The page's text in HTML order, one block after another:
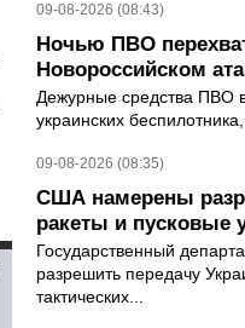
09-08-2026 (08:43)
Ночью ПВО
Новороссийском
Дежурные средства ПВО
украинских
09-08-2026 (08:35)
США намерены
ракеты и пусковые
Государственный
разрешить передачу
тактических...